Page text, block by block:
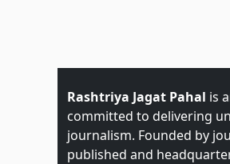
Rashtriya Jagat Pahal is
committed to delivering
journalism. Founded by
published and